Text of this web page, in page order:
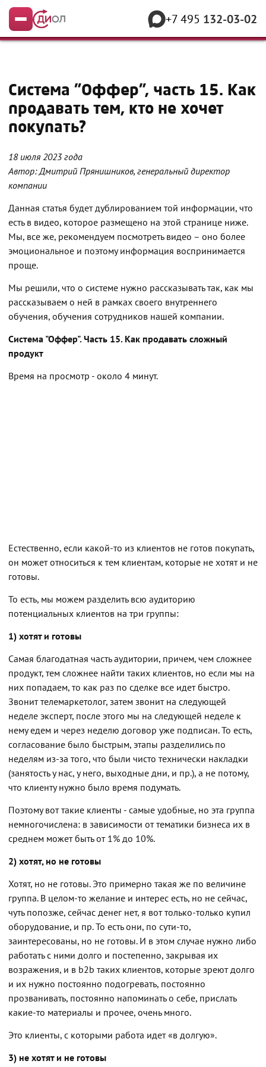
Меню +7 495 132-03-02
Система "Оффер", часть 15. Как
продавать тем, кто не хочет
покупать?
18 июля 2023 года
Автор: Дмитрий Прянишников, генеральный директор
компании
Данная статья будет дублированием той информации, что
есть в видео, которое размещено на этой странице ниже.
Мы, все же, рекомендуем посмотреть видео – оно более
эмоциональное и поэтому информация воспринимается
проще.
Мы решили, что о системе нужно рассказывать так, как мы
рассказываем о ней в рамках своего внутреннего
обучения, обучения сотрудников нашей компании.
Система "Оффер". Часть 15. Как продавать сложный
продукт
Время на просмотр - около 4 минут.
Естественно, если какой-то из клиентов не готов покупать,
он может относиться к тем клиентам, которые не хотят и не
готовы.
То есть, мы можем разделить всю аудиторию
потенциальных клиентов на три группы:
1) хотят и готовы
Самая благодатная часть аудитории, причем, чем сложнее
продукт, тем сложнее найти таких клиентов, но если мы на
них попадаем, то как раз по сделке все идет быстро.
Звонит телемаркетолог, затем звонит на следующей
неделе эксперт, после этого мы на следующей неделе к
нему едем и через неделю договор уже подписан. То есть,
согласование было быстрым, этапы разделились по
неделям из-за того, что были чисто технически накладки
(занятость у нас, у него, выходные дни, и пр.), а не потому,
что клиенту нужно было время подумать.
Поэтому вот такие клиенты - самые удобные, но эта группа
немногочислена: в зависимости от тематики бизнеса их в
среднем может быть от 1% до 10%.
2) хотят, но не готовы
Хотят, но не готовы. Это примерно такая же по величине
группа. В целом-то желание и интерес есть, но не сейчас,
чуть попозже, сейчас денег нет, я вот только-только купил
оборудование, и пр. То есть они, по сути-то,
заинтересованы, но не готовы. И в этом случае нужно либо
работать с ними долго и постепенно, закрывая их
возражения, и в b2b таких клиентов, которые зреют долго
и их нужно постоянно подогревать, постоянно
прозванивать, постоянно напоминать о себе, прислать
какие-то материалы и прочее, очень много.
Это клиенты, с которыми работа идет «в долгую».
3) не хотят и не готовы